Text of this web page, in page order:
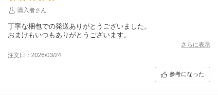
購入者さん
丁寧な梱包での発送ありがとうございました。
おまけもいつもありがとうございます。
さらに表示
注文日：2026/03/24
参考になった